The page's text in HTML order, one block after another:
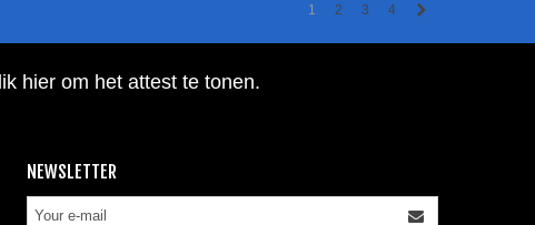
1 2 3 4
NEWSLETTER
hier om het attest te tonen.